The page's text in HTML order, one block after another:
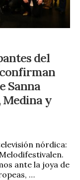
del
Sanna
Medina y
nórdica:
ante la joya de
…